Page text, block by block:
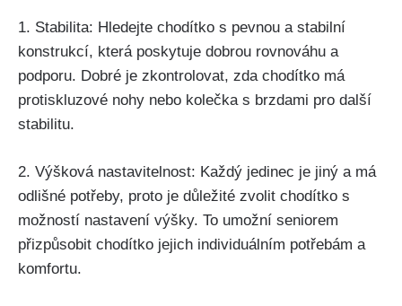
1. Stabilita: ⁤Hledejte chodítko s pevnou a stabilní
konstrukcí, která‌ poskytuje dobrou rovnováhu⁢ a
podporu. ​Dobré je​ zkontrolovat, zda chodítko má
protiskluzové‍ nohy nebo kolečka s brzdami pro další
stabilitu.
2. ⁢Výšková ⁤nastavitelnost: Každý​ jedinec je jiný a má
odlišné‍ potřeby,⁤ proto je důležité zvolit chodítko ​s
možností ⁣nastavení výšky. To umožní seniorem
přizpůsobit chodítko jejich ⁤individuálním potřebám a
komfortu.